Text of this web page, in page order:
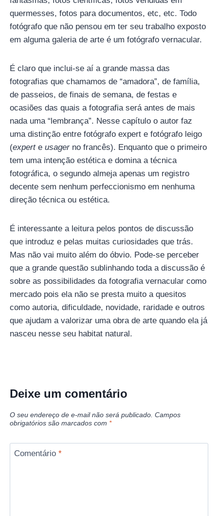
quermesses, fotos para documentos, etc, etc. Todo
fotógrafo que não pensou em ter seu trabalho exposto
em alguma galeria de arte é um fotógrafo vernacular.
É claro que inclui-se aí a grande massa das
fotografias que chamamos de “amadora”, de família,
de passeios, de finais de semana, de festas e
ocasiões das quais a fotografia será antes de mais
nada uma “lembrança”. Nesse capítulo o autor faz
uma distinção entre fotógrafo expert e fotógrafo leigo
(experte usagerno francês). Enquanto que o primeiro
tem uma intenção estética e domina a técnica
fotográfica, o segundo almeja apenas um registro
decente sem nenhum perfeccionismo em nenhuma
direção técnica ou estética.
É interessante a leitura pelos pontos de discussão
que introduz e pelas muitas curiosidades que trás.
Mas não vai muito além do óbvio. Pode-se perceber
que a grande questão sublinhando toda a discussão é
sobre as possibilidades da fotografia vernacular como
mercado pois ela não se presta muito a quesitos
como autoria, dificuldade, novidade, raridade e outros
que ajudam a valorizar uma obra de arte quando ela já
nasceu nesse seu habitat natural.
Deixe um comentário
O seu endereço de e-mail não será publicado. Campos
obrigatórios são marcados com *
Comentário *